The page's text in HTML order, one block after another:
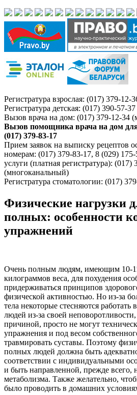
Регистратура взрослая: (017) 379-
Регистратура детская: (017) 390-57-
Вызов врача на дом: (017) 379-12-34
Вызов помощника врача на дом
(017) 379-83-17
Прием заявок на выписку рецептов
номерам: (017) 379-83-17, 8 (029)
услуги (платная регистратура): (017)
(многоканальный)
Регистратура стоматологии: (017)
Физические нагрузки
полных: особенности
упражнений
Очень полным людям, имеющим 10-
килограммов веса, для похудения
придерживаться принципов
физической активностью. Но из-за
тела некоторые стесняются работать
людей из-за своей
причиной, просто не могут
упражнения и под весом
травмировать суставы. Поэтому
полных людей должна быть
соответствии с индивидуальными
и быть направленной, прежде всего,
метаболизма. Также желательно,
было проводить в домашних